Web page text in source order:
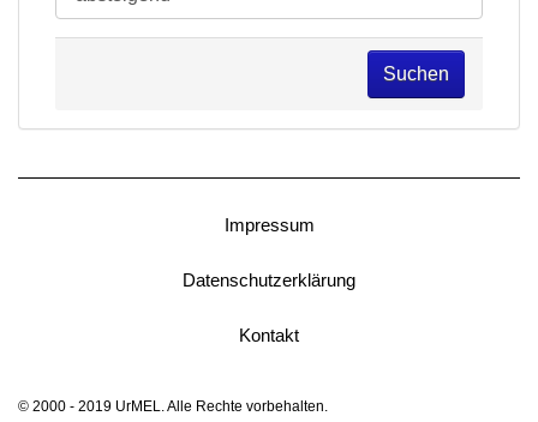
Suchen
Impressum
Datenschutzerklärung
Kontakt
© 2000 - 2019 UrMEL. Alle Rechte vorbehalten.